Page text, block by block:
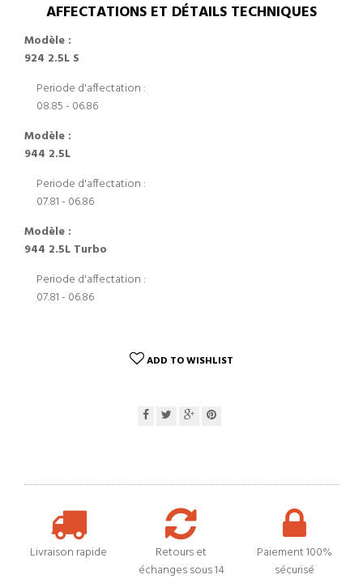
AFFECTATIONS ET DÉTAILS TECHNIQUES
Modèle :
924 2.5L S
Periode d'affectation :
08.85 - 06.86
Modèle :
944 2.5L
Periode d'affectation :
07.81 - 06.86
Modèle :
944 2.5L Turbo
Periode d'affectation :
07.81 - 06.86
ADD TO WISHLIST
Livraison rapide
Retours et
échanges sous 14
Paiement 100%
sécurisé